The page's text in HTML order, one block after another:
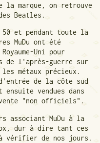
la marque, on retrouve
Beatles.
et pendant toute la
MuDu ont été
Uni pour
de l'après-guerre sur
métaux précieux.
de la côte sud
vendues dans
"non officiels".
associant MuDu à la
dur à dire tant ces
vérifier de nos jours.